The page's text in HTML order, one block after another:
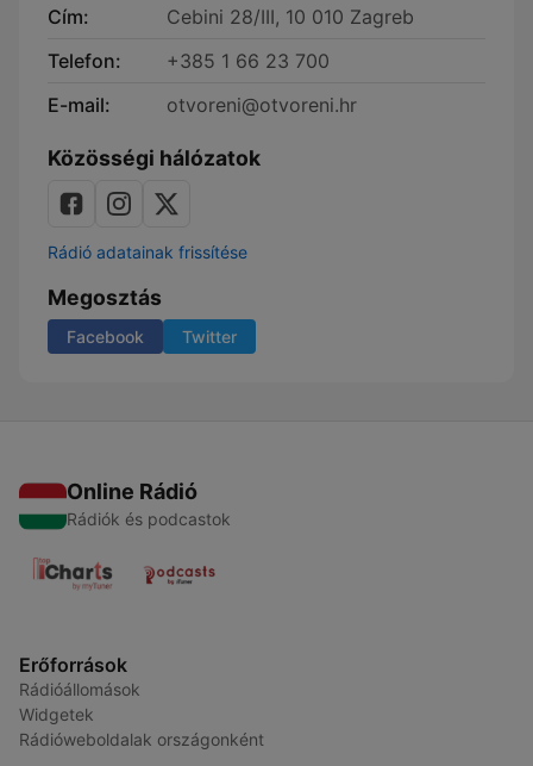
Cím:
Cebini 28/III, 10 010 Zagreb
Telefon:
+385 1 66 23 700
E-mail:
otvoreni@otvoreni.hr
Közösségi hálózatok
Rádió adatainak frissítése
Megosztás
Facebook Twitter
Online Rádió
Rádiók és podcastok
Erőforrások
Rádióállomások
Widgetek
Rádióweboldalak országonként